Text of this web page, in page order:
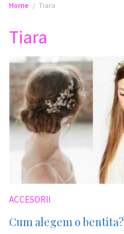
Home Tiara
Tiara
ACCESORII
Cum alegem o bentita?